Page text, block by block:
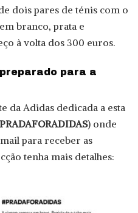
dois pares de ténis com o
branco, prata e
à volta dos 300 euros.
para a
da Adidas dedicada a esta
) onde
para receber as
tenha mais detalhes: